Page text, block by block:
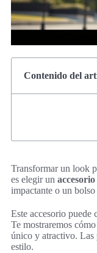
Contenido del
Transformar un look
es elegir un
impactante o un
Este accesorio puede
Te mostraremos
único y atractivo. Las
estilo.